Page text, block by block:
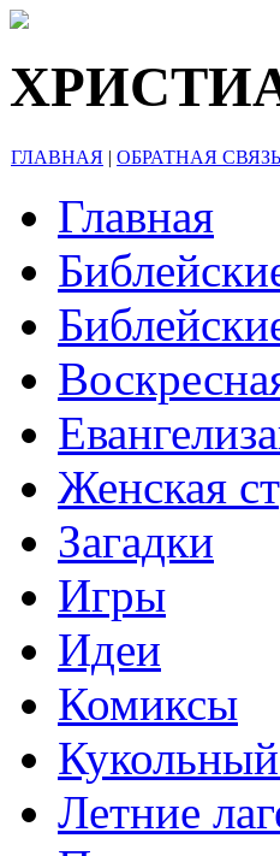
ГЛАВНАЯ | ОБРАТНАЯ СВЯЗЬ
Главная
Женская
Загадки
Игры
Идеи
Комиксы
Кукольный
Летние